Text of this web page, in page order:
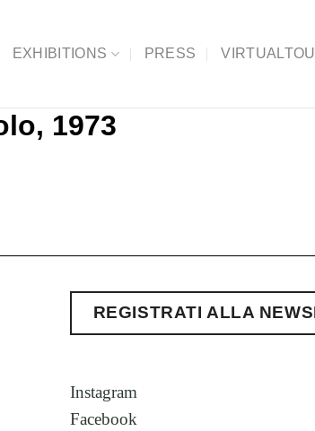
EXHIBITIONS PRESS
1973
REGISTRATI ALLA
Instagram
Facebook